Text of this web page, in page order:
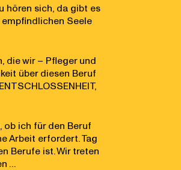
hören sich, da gibt es
empfindlichen Seele
die wir – Pfleger und
über diesen Beruf
ob ich für den Beruf
Arbeit erfordert. Tag
Berufe ist. Wir treten
…